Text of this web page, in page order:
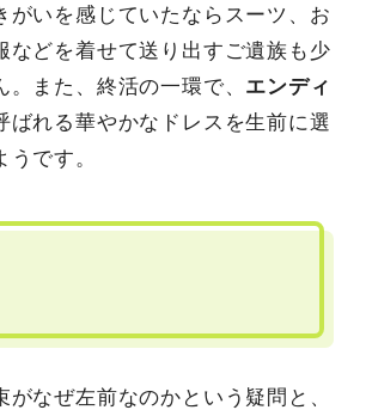
がいを感じていたならスーツ、お
などを着せて送り出すご遺族も少
。また、終活の一環で、 エンディ
ばれる華やかなドレスを生前に選
です。
がなぜ左前なのかという疑問と、